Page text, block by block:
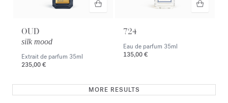
OUD
silk mood
Extrait de parfum 35ml
235,00 €
724
Eau de parfum 35ml
135,00 €
MORE RESULTS